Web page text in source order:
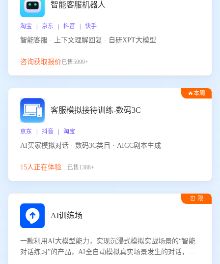
智能客服机器人
淘宝 | 京东 | 抖音 | 快手
智能客服 · 上下文理解回复 · 自研XPT大模型
咨询获取报价已售5999+
🔥本周
客服模拟接待训练-数码3C
京东 | 抖音 | 淘宝
AI买家模拟对话 · 数码3C类目 · AIGC剧本生成
15人正在体验...已售1388+
⏰ 限
AI训练场
一款利用AI大模型能力，实现沉浸式模拟实战场景的“智能
对话练习”的产品，AI全自动模拟真实场景发生的对话，企